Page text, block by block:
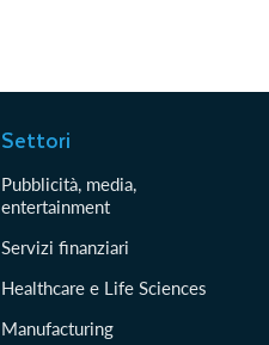
Settori
Pubblicità, media,
entertainment
Servizi finanziari
Healthcare e Life Sciences
Manufacturing